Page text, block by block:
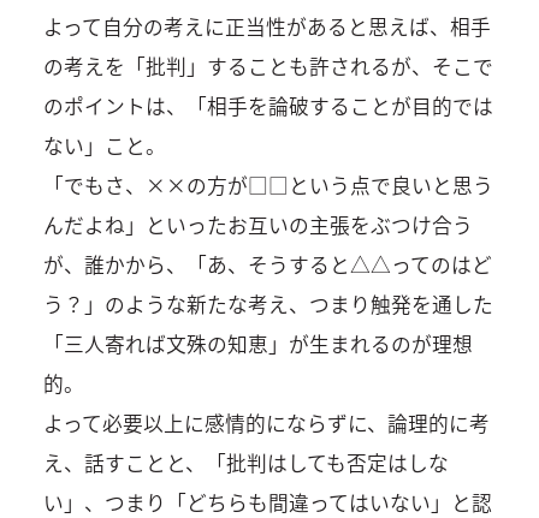
よって自分の考えに正当性があると思えば、相手
の考えを「批判」することも許されるが、そこで
のポイントは、「相手を論破することが目的では
ない」こと。
「でもさ、××の方が□□という点で良いと思う
んだよね」といったお互いの主張をぶつけ合う
が、誰かから、「あ、そうすると△△ってのはど
う？」のような新たな考え、つまり触発を通した
「三人寄れば文殊の知恵」が生まれるのが理想
的。
よって必要以上に感情的にならずに、論理的に考
え、話すことと、「批判はしても否定はしな
い」、つまり「どちらも間違ってはいない」と認